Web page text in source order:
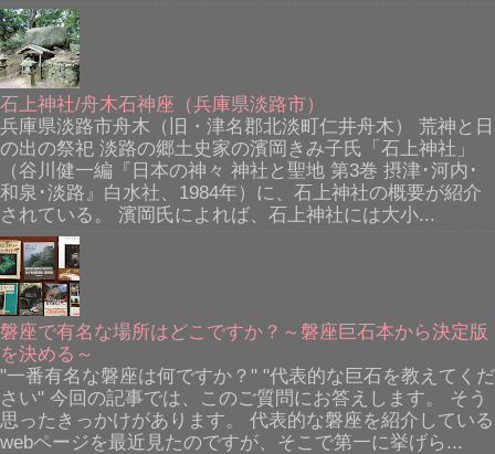
石上神社/舟木石神座（兵庫県淡路市）
兵庫県淡路市舟木（旧・津名郡北淡町仁井舟木） 荒神と日
の出の祭祀 淡路の郷土史家の濱岡きみ子氏「石上神社」
（谷川健一編『日本の神々 神社と聖地 第3巻 摂津･河内･
和泉･淡路』白水社、1984年）に、石上神社の概要が紹介
されている。 濱岡氏によれば、石上神社には大小...
磐座で有名な場所はどこですか？～磐座巨石本から決定版
を決める～
"一番有名な磐座は何ですか？" "代表的な巨石を教えてくだ
さい" 今回の記事では、このご質問にお答えします。 そう
思ったきっかけがあります。 代表的な磐座を紹介している
webページを最近見たのですが、そこで第一に挙げら...